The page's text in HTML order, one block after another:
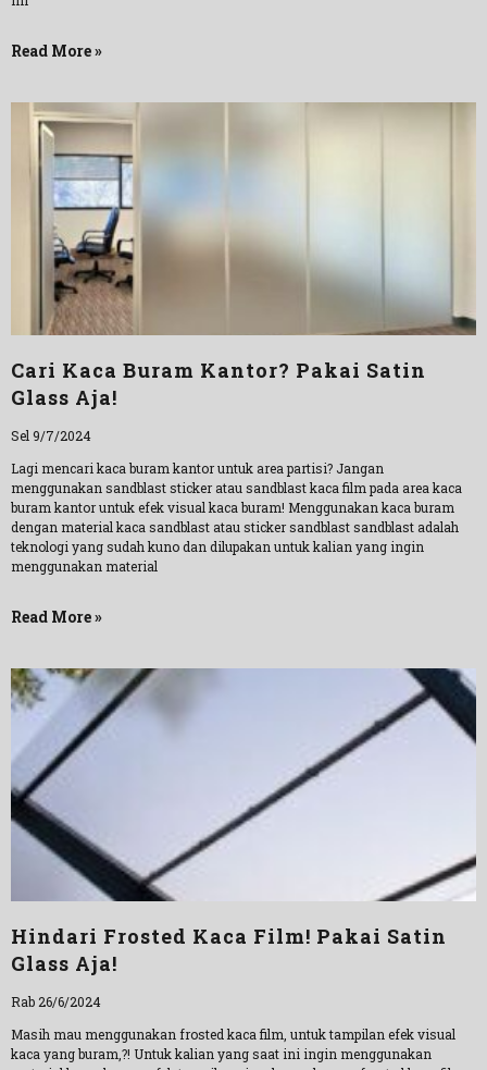
Read More »
Cari Kaca Buram Kantor? Pakai Satin
Glass Aja!
Sel 9/7/2024
Lagi mencari kaca buram kantor untuk area partisi? Jangan
menggunakan sandblast sticker atau sandblast kaca film pada area kaca
buram kantor untuk efek visual kaca buram! Menggunakan kaca buram
dengan material kaca sandblast atau sticker sandblast sandblast adalah
teknologi yang sudah kuno dan dilupakan untuk kalian yang ingin
menggunakan material
Read More »
Hindari Frosted Kaca Film! Pakai Satin
Glass Aja!
Rab 26/6/2024
Masih mau menggunakan frosted kaca film, untuk tampilan efek visual
kaca yang buram,?! Untuk kalian yang saat ini ingin menggunakan